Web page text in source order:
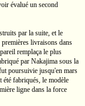
évalué un second
par la suite, et le
livraisons dans
remplaça le plus
par Nakajima sous la
poursuivie jusqu'en mars
été fabriqués, le modèle
ligne dans la force